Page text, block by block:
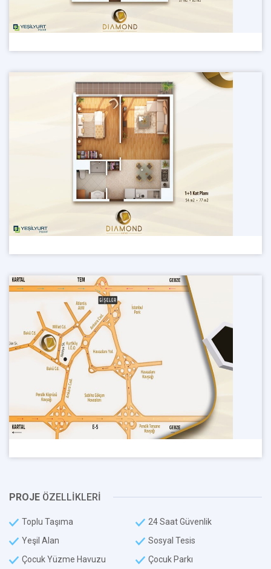
PROJE ÖZELLİKLERİ
Toplu Taşıma
24 Saat Güvenlik
Yeşil Alan
Sosyal Tesis
Çocuk Yüzme Havuzu
Çocuk Parkı